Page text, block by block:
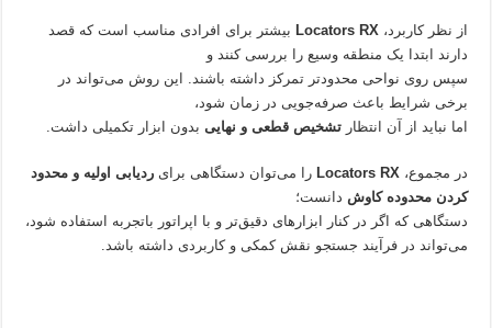
از نظر کاربرد،Locators RX بیشتر برای افرادی مناسب است که قصد
دارند ابتدا یک منطقه وسیع را بررسی کنند و
سپس روی نواحی محدودتر تمرکز داشته باشند. این روش می‌تواند در
برخی شرایط باعث صرفه‌جویی در زمان شود،
اما نباید از آن انتظارتشخیص قطعی و نهایی بدون ابزار تکمیلی داشت.
در مجموع،Locators RX را می‌توان دستگاهی برایردیابی اولیه و محدود
کردن محدوده کاوش دانست؛
دستگاهی که اگر در کنار ابزارهای دقیق‌تر و با اپراتور باتجربه استفاده شود،
می‌تواند در فرآیند جستجو نقش کمکی و کاربردی داشته باشد.